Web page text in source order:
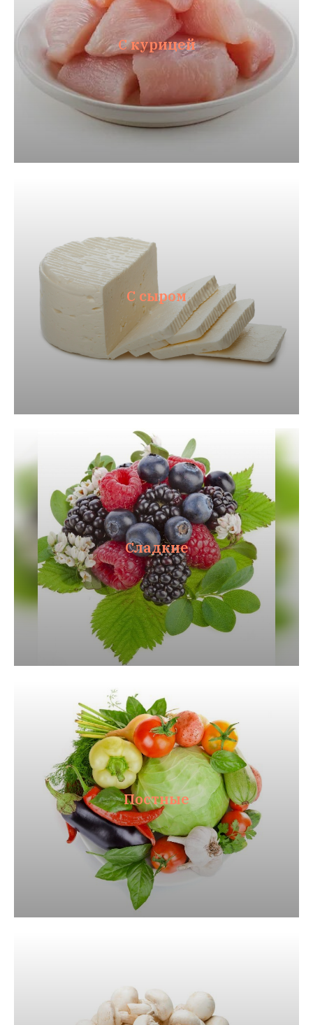
С курицей
С сыром
Сладкие
Постные